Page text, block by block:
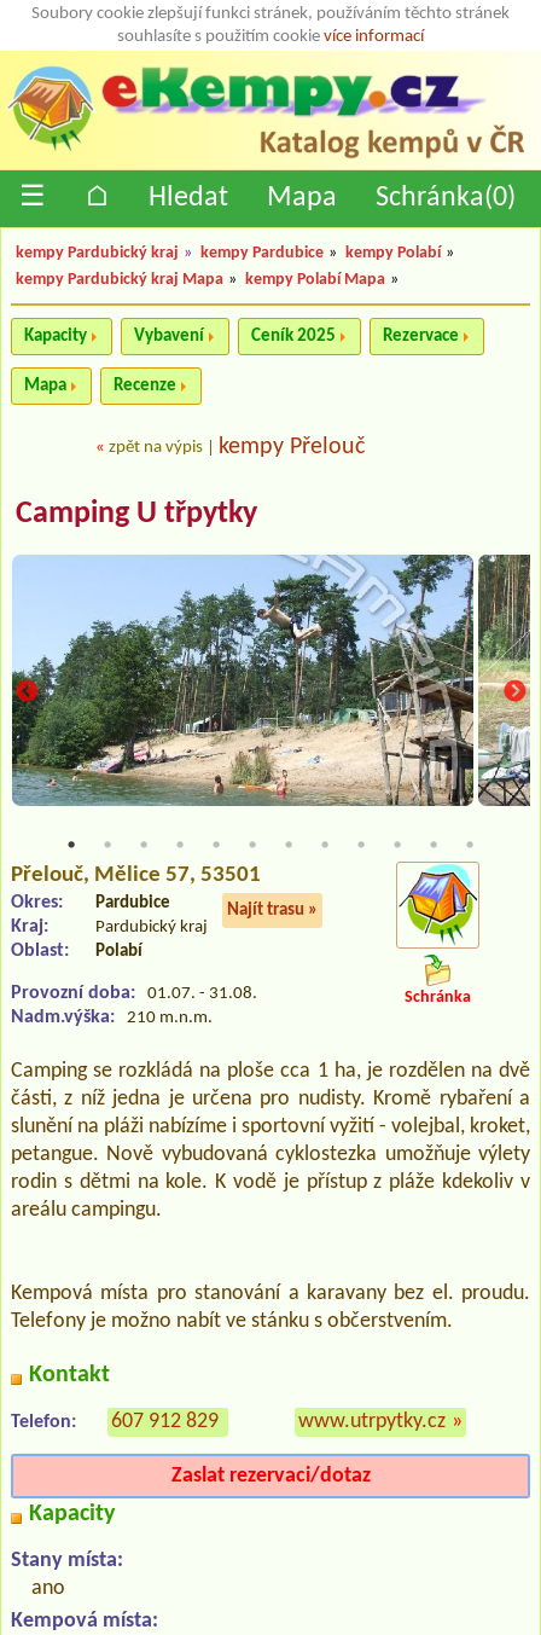
Soubory cookie zlepšují funkci stránek, používáním těchto stránek
souhlasíte s použitím cookie více informací
☰ ⌂ Hledat Mapa Schránka(0)
kempy Pardubický kraj » kempy Pardubice » kempy Polabí »
kempy Pardubický kraj Mapa » kempy Polabí Mapa »
Kapacity Vybavení Ceník 2025 Rezervace
Mapa Recenze
« zpět na výpis kempy Přelouč
Camping U třpytky
Přelouč, Mělice 57, 53501
Najít trasu »
Okres: Pardubice
Kraj: Pardubický kraj
Oblast: Polabí
Provozní doba: 01.07. - 31.08.
Nadm.výška: 210 m.n.m.
Schránka
Camping se rozkládá na ploše cca 1 ha, je rozdělen na dvě
části, z níž jedna je určena pro nudisty. Kromě rybaření a
slunění na pláži nabízíme i sportovní vyžití - volejbal, kroket,
petangue. Nově vybudovaná cyklostezka umožňuje výlety
rodin s dětmi na kole. K vodě je přístup z pláže kdekoliv v
areálu campingu.
Kempová místa pro stanování a karavany bez el. proudu.
Telefony je možno nabít ve stánku s občerstvením.
Kontakt
Telefon: 607 912 829 www.utrpytky.cz »
Zaslat rezervaci/dotaz
Kapacity
Stany místa:
ano
Kempová místa: